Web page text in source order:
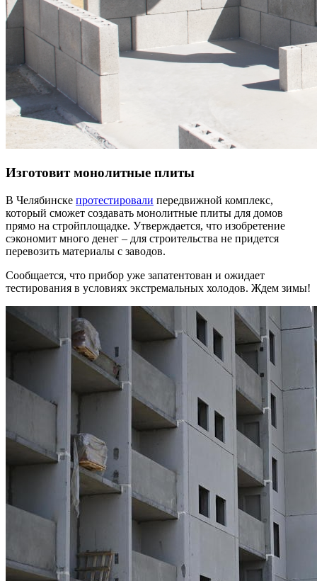
Изготовит монолитные плиты
В Челябинске протестировали передвижной комплекс,
который сможет создавать монолитные плиты для домов
прямо на стройплощадке. Утверждается, что изобретение
сэкономит много денег – для строительства не придется
перевозить материалы с заводов.
Сообщается, что прибор уже запатентован и ожидает
тестирования в условиях экстремальных холодов. Ждем зимы!